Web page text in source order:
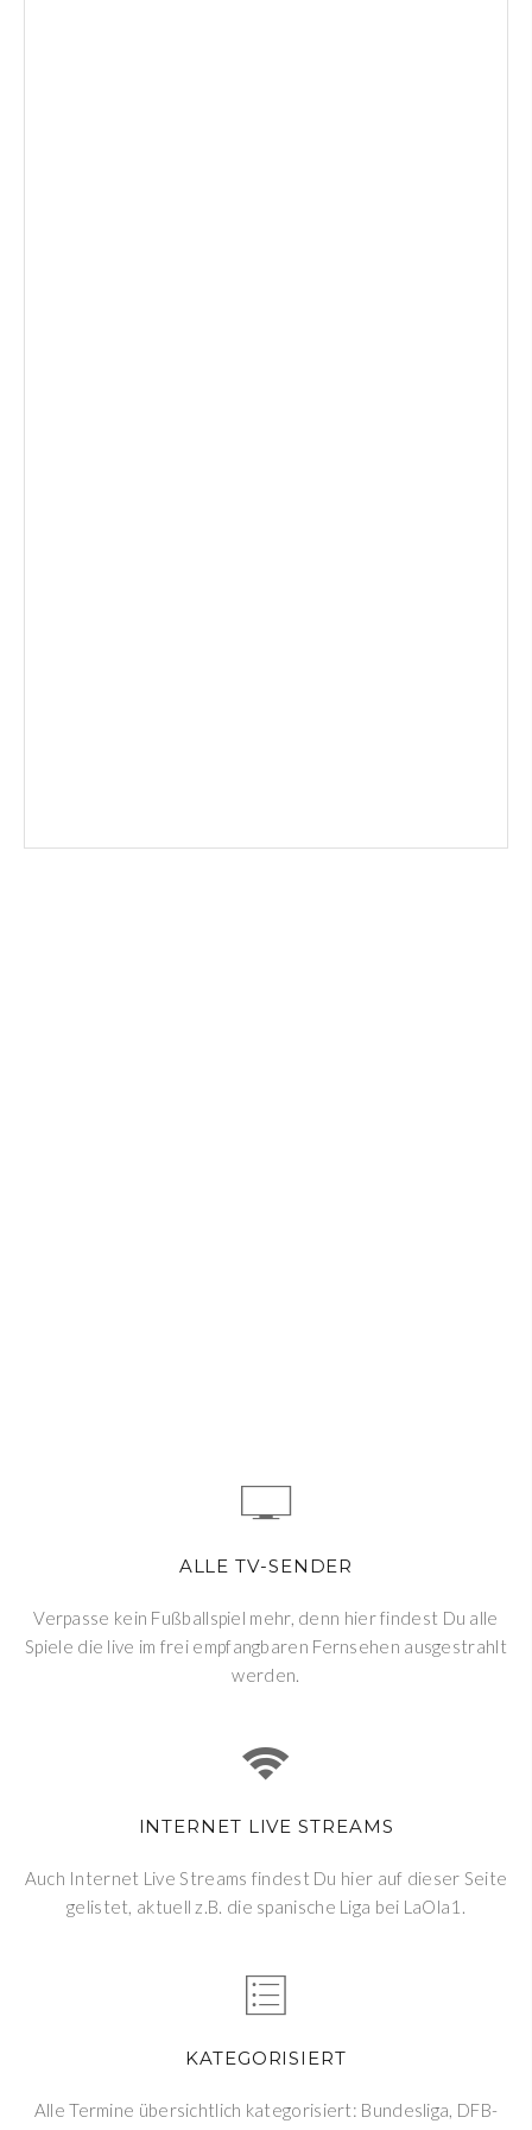
ALLE TV-SENDER
Verpasse kein Fußballspiel mehr, denn hier findest Du alle
Spiele die live im frei empfangbaren Fernsehen ausgestrahlt
werden.
INTERNET LIVE STREAMS
Auch Internet Live Streams findest Du hier auf dieser Seite
gelistet, aktuell z.B. die spanische Liga bei LaOla1.
KATEGORISIERT
Alle Termine übersichtlich kategorisiert: Bundesliga, DFB-